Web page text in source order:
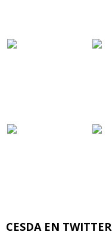
CESDA EN TWITTER